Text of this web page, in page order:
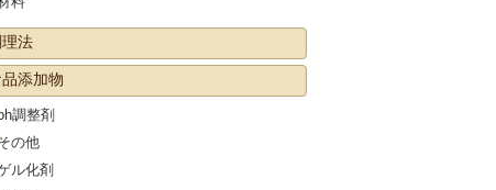
法
添加物
調整剤
の他
ル化剤